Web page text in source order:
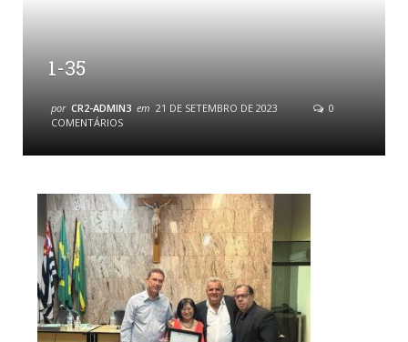
1-35
por CR2-ADMIN3 em 21 DE SETEMBRO DE 2023
0
COMENTÁRIOS